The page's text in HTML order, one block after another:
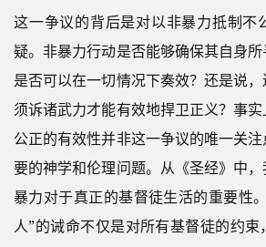
这一争议的背后是对以非暴力抵制不
疑。非暴力行动是否能够确保其自身所
是否可以在一切情况下奏效？还是说
须诉诸武力才能有效地捍卫正义？事
公正的有效性并非这一争议的唯一关
要的神学和伦理问题。从《圣经》中
暴力对于真正的基督徒生活的重要性
人”的诫命不仅是对所有基督徒的约